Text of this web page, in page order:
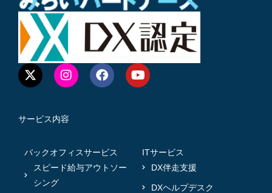
サービス内容
バックオフィスサービス
スピード給与アウトソー
シング
ITサービス
DX伴走支援
DXヘルプデスク